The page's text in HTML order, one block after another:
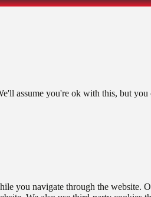
assume you're ok with this, but
you navigate through the website.